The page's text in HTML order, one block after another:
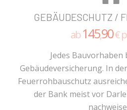
GEBÄUDESCHUTZ /
ab145,90€
Jedes Bauvorhaben
Gebäudeversicherung. In
Feuerrohbauschutz
der Bank meist vor